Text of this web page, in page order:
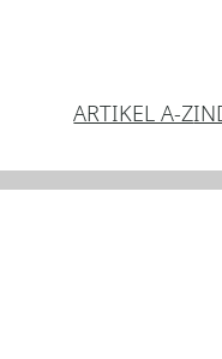
ARTIKEL A-Z